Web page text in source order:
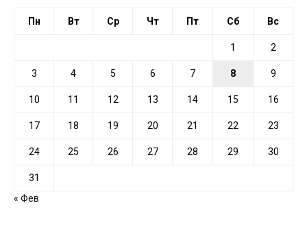
Пн Вт Ср Чт Пт Сб Вс
1 2
3 4 5 6 7 8 9
10 11 12 13 14 15 16
17 18 19 20 21 22 23
24 25 26 27 28 29 30
31
« Фев